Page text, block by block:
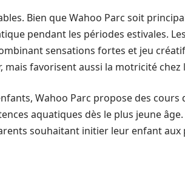
Bien que Wahoo Parc soit
pendant les périodes estivales.
sensations fortes et jeu
favorisent aussi la motricité chez
Wahoo Parc propose des cours
aquatiques dès le plus jeune âge.
souhaitant initier leur enfant aux